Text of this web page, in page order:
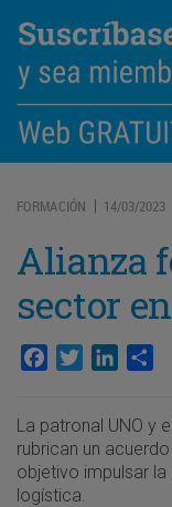
FORMACIÓN | 14/03/2023
Alianza
sector
Facebook
TwitterLinkedIn
La patronal UNO y
rubrican un
objetivo impulsar
logística.